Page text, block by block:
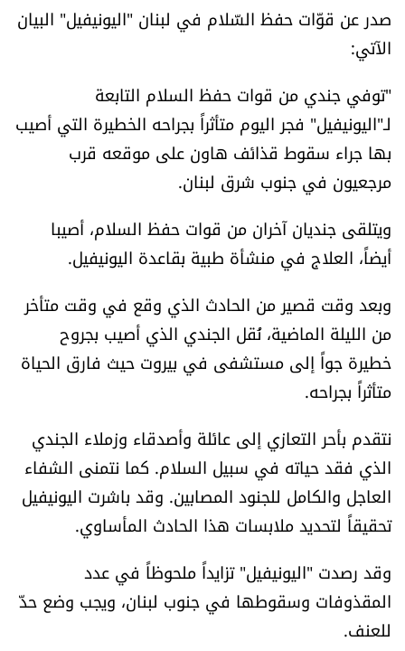
كتّابنا
تحت المجهر
آراء
العالم
الصحافة الإسرائيلية
ثقافة وفنون
اقرأ تضحك
كاميرا
سجالات
صحّة وصحن
صدر عن قوّات حفظ السّلام في لبنان "اليونيفيل" البيان
الآتي:
"توفي جندي من قوات حفظ السلام التابعة
لـ"اليونيفيل" فجر اليوم متأثراً بجراحه الخطيرة التي أصيب
بها جراء سقوط قذائف هاون على موقعه قرب
مرجعيون في جنوب شرق لبنان.
ويتلقى جنديان آخران من قوات حفظ السلام، أصيبا
أيضاً، العلاج في منشأة طبية بقاعدة اليونيفيل.
وبعد وقت قصير من الحادث الذي وقع في وقت متأخر
من الليلة الماضية، نُقل الجندي الذي أصيب بجروح
خطيرة جواً إلى مستشفى في بيروت حيث فارق الحياة
متأثراً بجراحه.
نتقدم بأحر التعازي إلى عائلة وأصدقاء وزملاء الجندي
الذي فقد حياته في سبيل السلام. كما نتمنى الشفاء
العاجل والكامل للجنود المصابين. وقد باشرت اليونيفيل
تحقيقاً لتحديد ملابسات هذا الحادث المأساوي.
وقد رصدت "اليونيفيل" تزايداً ملحوظاً في عدد
المقذوفات وسقوطها في جنوب لبنان، ويجب وضع حدّ
للعنف.